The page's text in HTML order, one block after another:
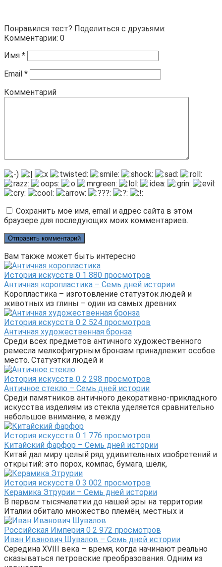
Понравился тест? Поделиться с друзьями:
Комментарии: 0
Имя *
Email *
Комментарий
Сохранить моё имя, email и адрес сайта в этом
браузере для последующих моих комментариев.
Вам также может быть интересно
История искусств 0 1 880 просмотров
Античная коропластика – Семь дней истории
Коропластика – изготовление статуэток людей и
животных из глины – один из самых древних
История искусств 0 2 524 просмотров
Античная художественная бронза
Среди всех предметов античного художественного
ремесла мелкофигурным бронзам принадлежит особое
место. Статуэтки людей и
История искусств 0 2 298 просмотров
Античное стекло – Семь дней истории
Среди памятников античного декоративно-прикладного
искусства изделиям из стекла уделяется сравнительно
небольшое внимание, а между
История искусств 0 1 776 просмотров
Китайский фарфор – Семь дней истории
Китай дал миру целый ряд удивительных изобретений и
открытий: это порох, компас, бумага, шёлк,
История искусств 0 3 002 просмотров
Керамика Этрурии – Семь дней истории
В первом тысячелетии до нашей эры на территории
Италии обитало множество племён, местных и
Российская Империя 0 2 972 просмотров
Иван Иванович Шувалов – Семь дней истории
Середина XVIII века – время, когда начинают реально
сказываться петровские преобразования. Одним из